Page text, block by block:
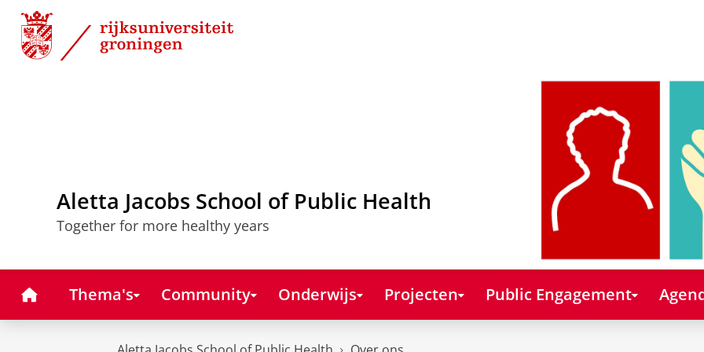
Skip
Content
Skip
Navigation
Aletta Jacobs School of Public Health
Together for more healthy years
HomeThema's Community Onderwijs Projecten Public Engagement